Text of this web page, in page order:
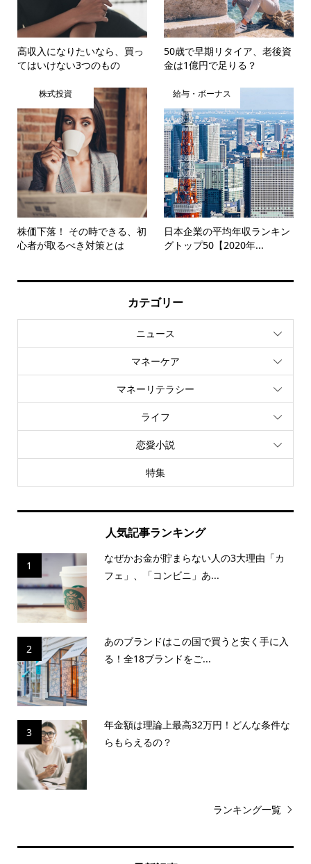
高収入になりたいなら、買っ
てはいけない3つのもの
50歳で早期リタイア、老後資
金は1億円で足りる？
株式投資
株価下落！ その時できる、初
心者が取るべき対策とは
給与・ボーナス
日本企業の平均年収ランキン
グトップ50【2020年...
カテゴリー
ニュース
マネーケア
マネーリテラシー
ライフ
恋愛小説
特集
人気記事ランキング
1
なぜかお金が貯まらない人の3大理由「カ
フェ」、「コンビニ」あ...
2
あのブランドはこの国で買うと安く手に入
る！全18ブランドをご...
3
年金額は理論上最高32万円！どんな条件な
らもらえるの？
ランキング一覧